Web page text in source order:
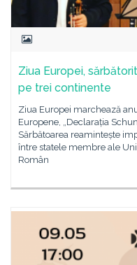
Ziua Europei,
pe trei continente
Ziua Europei marchează
Europene, „Declarația
Sărbătoarea reamintește
între statele membre ale
Român